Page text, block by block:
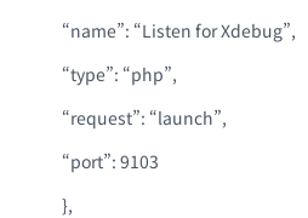
“name”: “Listen for Xdebug”,
“type”: “php”,
“request”: “launch”,
“port”: 9103
},